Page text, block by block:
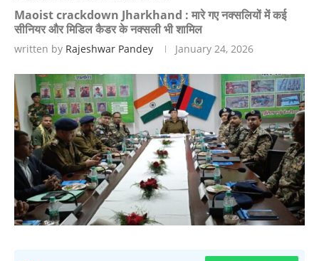
Maoist crackdown Jharkhand : मारे गए नक्सलियों में कई
सीनियर और मिडिल कैडर के नक्सली भी शामिल
written by Rajeshwar Pandey January 24, 2026